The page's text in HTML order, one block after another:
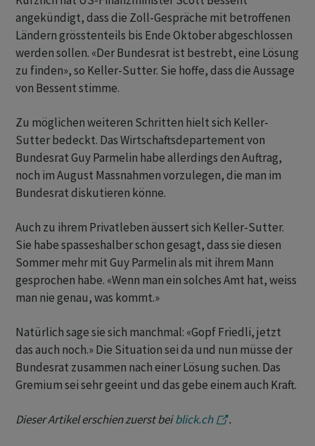
angekündigt, dass die Zoll-Gespräche mit betroffenen
Ländern grösstenteils bis Ende Oktober abgeschlossen
werden sollen. «Der Bundesrat ist bestrebt, eine Lösung
zu finden», so Keller-Sutter. Sie hoffe, dass die Aussage
von Bessent stimme.
Zu möglichen weiteren Schritten hielt sich Keller-
Sutter bedeckt. Das Wirtschaftsdepartement von
Bundesrat Guy Parmelin habe allerdings den Auftrag,
noch im August Massnahmen vorzulegen, die man im
Bundesrat diskutieren könne.
Auch zu ihrem Privatleben äussert sich Keller-Sutter.
Sie habe spasseshalber schon gesagt, dass sie diesen
Sommer mehr mit Guy Parmelin als mit ihrem Mann
gesprochen habe. «Wenn man ein solches Amt hat, weiss
man nie genau, was kommt.»
Natürlich sage sie sich manchmal: «Gopf Friedli, jetzt
das auch noch.» Die Situation sei da und nun müsse der
Bundesrat zusammen nach einer Lösung suchen. Das
Gremium sei sehr geeint und das gebe einem auch Kraft.
Dieser Artikel erschien zuerst beiblick.ch .